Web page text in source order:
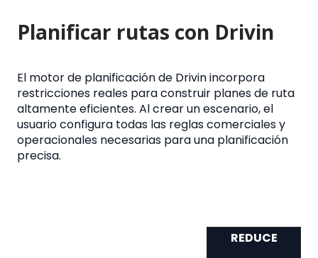
Planificar rutas con Drivin
El motor de planificación de Drivin incorpora
restricciones reales para construir planes de ruta
altamente eficientes. Al crear un escenario, el
usuario configura todas las reglas comerciales y
operacionales necesarias para una planificación
precisa.
REDUCE